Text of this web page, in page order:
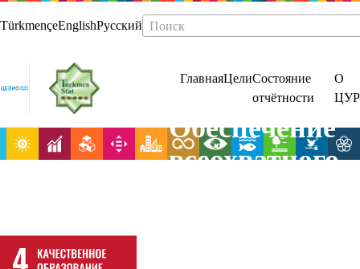
TürkmençeEnglishРусский Поиск
ГлавнаяЦелиСостояние
отчётности
О
ЦУР
Обеспечение
всеохватного